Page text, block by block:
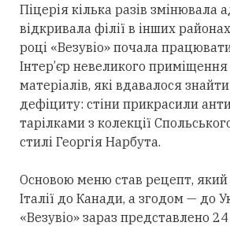
Піцерія кілька разів змінювала
відкривала філії в інших
році «Везувіо» почала
Інтер’єр невеликого
матеріалів, які вдавалося
дефіциту: стіни прикрасили
тарілками з колекції
стилі Георгія Нарбута.
Основою меню став рецепт, який
Італії до Канади, а згодом — до
«Везувіо» зараз представлено